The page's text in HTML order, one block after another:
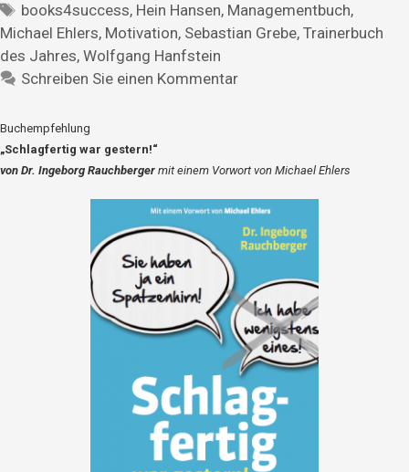
books4success, Hein Hansen, Managementbuch,
Michael Ehlers, Motivation, Sebastian Grebe, Trainerbuch
des Jahres, Wolfgang Hanfstein
Schreiben Sie einen Kommentar
Buchempfehlung
„Schlagfertig war gestern!“
von Dr. Ingeborg Rauchberger mit einem Vorwort von Michael Ehlers